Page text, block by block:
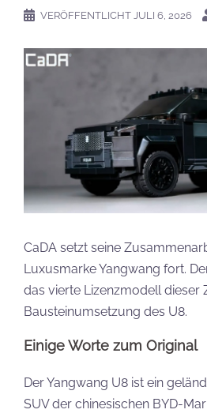
VERÖFFENTLICHT JULI 6, 2026
CaDA setzt seine
Luxusmarke Yangwang fort.
das vierte Lizenzmodell dieser
Bausteinumsetzung des U8.
Einige Worte zum Original
Der Yangwang U8 ist ein
SUV der chinesischen BYD-